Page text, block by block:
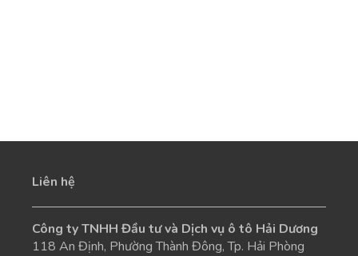
Liên hệ
Công ty TNHH Đầu tư và Dịch vụ ô tô Hải Dương
118 An Định, Phường Thành Đông, Tp. Hải Phòng